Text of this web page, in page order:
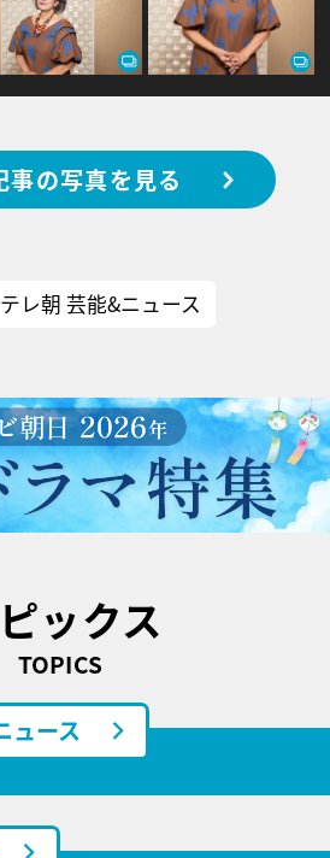
事の写真を見る
テレ朝 芸能&ニュース
ックス
TOPICS
ュース